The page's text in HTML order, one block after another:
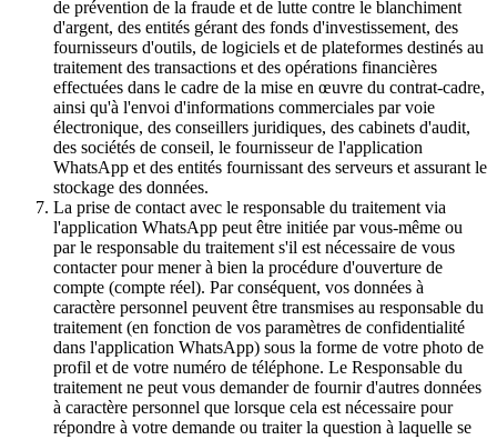
de prévention de la fraude et de lutte contre le blanchiment
d'argent, des entités gérant des fonds d'investissement, des
fournisseurs d'outils, de logiciels et de plateformes destinés au
traitement des transactions et des opérations financières
effectuées dans le cadre de la mise en œuvre du contrat-cadre,
ainsi qu'à l'envoi d'informations commerciales par voie
électronique, des conseillers juridiques, des cabinets d'audit,
des sociétés de conseil, le fournisseur de l'application
WhatsApp et des entités fournissant des serveurs et assurant le
stockage des données.
La prise de contact avec le responsable du traitement via
l'application WhatsApp peut être initiée par vous-même ou
par le responsable du traitement s'il est nécessaire de vous
contacter pour mener à bien la procédure d'ouverture de
compte (compte réel). Par conséquent, vos données à
caractère personnel peuvent être transmises au responsable du
traitement (en fonction de vos paramètres de confidentialité
dans l'application WhatsApp) sous la forme de votre photo de
profil et de votre numéro de téléphone. Le Responsable du
traitement ne peut vous demander de fournir d'autres données
à caractère personnel que lorsque cela est nécessaire pour
répondre à votre demande ou traiter la question à laquelle se